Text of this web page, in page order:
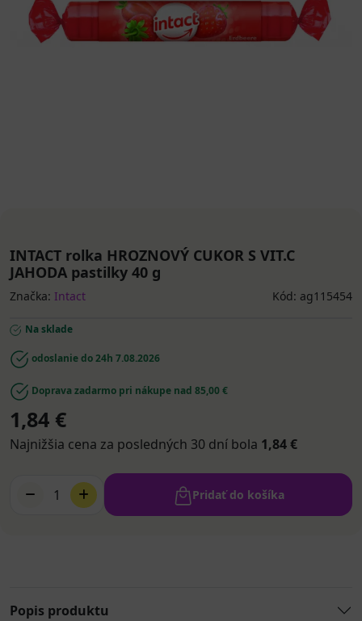
INTACT rolka HROZNOVÝ CUKOR S VIT.C
JAHODA pastilky 40 g
Značka: Intact Kód: ag115454
Na sklade
odoslanie do 24h 7.08.2026
Doprava zadarmo pri nákupe nad 85,00 €
1,84 €
Najnižšia cena za posledných 30 dní bola 1,84 €
1 Pridať do košíka
Popis produktu